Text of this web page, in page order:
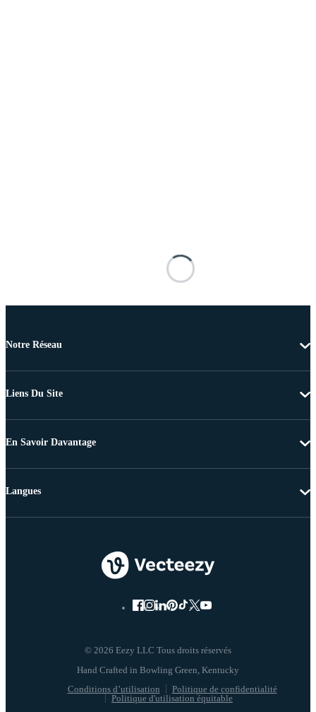
Notre Réseau
Liens Du Site
En Savoir Davantage
© 2026 Eezy LLC Tous droits réservés
Conditions d’utilisation
Politique de confidentialité
Politique d'utilisation équitable
Langues